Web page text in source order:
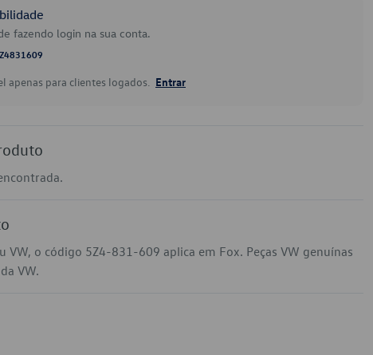
fazendo login na sua conta.
apenas para clientes logados. Entrar
VW, o código 5Z4-831-609 aplica em Fox. Peças VW genuínas
VW.